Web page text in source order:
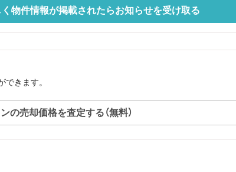
く物件情報が掲載されたらお知らせを受け取る
きます。
の売却価格を査定する（無料）